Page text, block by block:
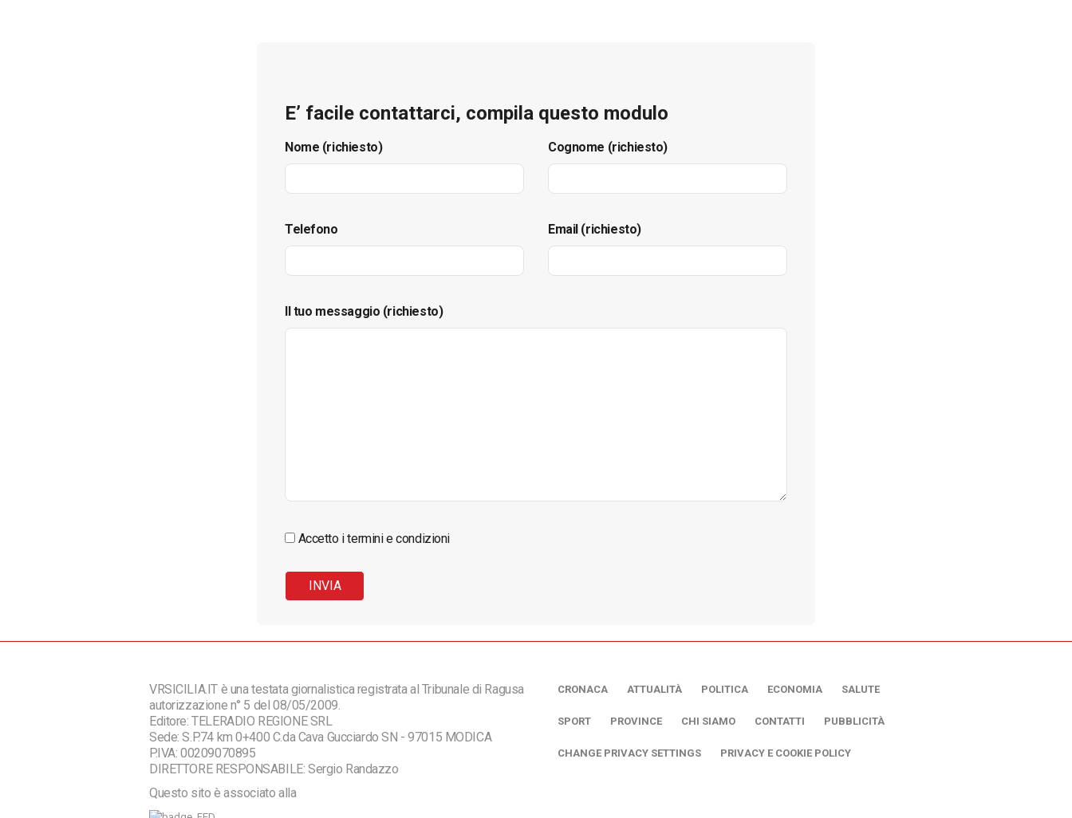
E’ facile contattarci, compila questo modulo
Nome (richiesto) Cognome (richiesto)
Telefono Email (richiesto)
Il tuo messaggio (richiesto)
Accetto i termini e condizioni
VRSICILIA.IT è una testata giornalistica registrata al Tribunale di Ragusa
autorizzazione n° 5 del 08/05/2009.
Editore: TELERADIO REGIONE SRL
Sede: S.P.74 km 0+400 C.da Cava Gucciardo SN - 97015 MODICA
P.IVA: 00209070895
DIRETTORE RESPONSABILE: Sergio Randazzo
Questo sito è associato alla
CRONACA ATTUALITÀ POLITICA ECONOMIA SALUTE
SPORT PROVINCE CHI SIAMO CONTATTI PUBBLICITÀ
CHANGE PRIVACY SETTINGS PRIVACY E COOKIE POLICY